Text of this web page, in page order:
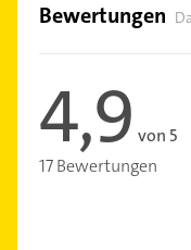
Bewertungen
4,9 von 5
17 Bewertungen